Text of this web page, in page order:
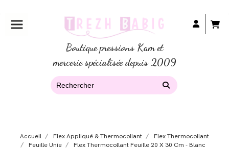
Boutique pressions Kam et
mercerie spécialisée depuis 2009
Accueil Flex Appliqué & Thermocollant
Flex Thermocollant
Feuille Unie
Flex Thermocollant Feuille 20 X 30 Cm - Blanc